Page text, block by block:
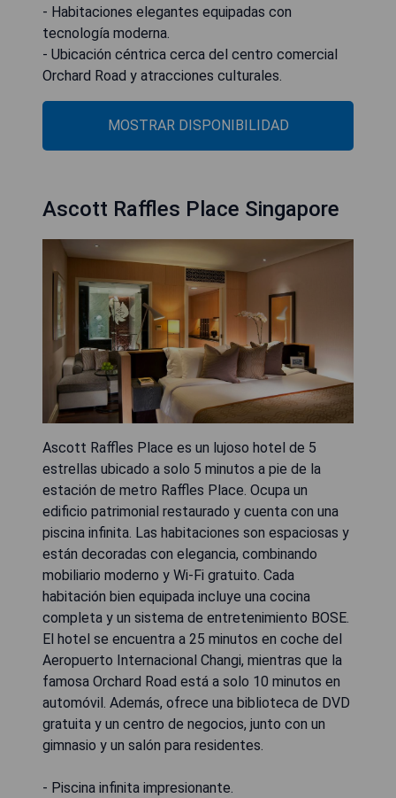
- Habitaciones elegantes equipadas con
tecnología moderna.
- Ubicación céntrica cerca del centro comercial
Orchard Road y atracciones culturales.
MOSTRAR DISPONIBILIDAD
Ascott Raffles Place Singapore
Ascott Raffles Place es un lujoso hotel de 5
estrellas ubicado a solo 5 minutos a pie de la
estación de metro Raffles Place. Ocupa un
edificio patrimonial restaurado y cuenta con una
piscina infinita. Las habitaciones son espaciosas y
están decoradas con elegancia, combinando
mobiliario moderno y Wi-Fi gratuito. Cada
habitación bien equipada incluye una cocina
completa y un sistema de entretenimiento BOSE.
El hotel se encuentra a 25 minutos en coche del
Aeropuerto Internacional Changi, mientras que la
famosa Orchard Road está a solo 10 minutos en
automóvil. Además, ofrece una biblioteca de DVD
gratuita y un centro de negocios, junto con un
gimnasio y un salón para residentes.
- Piscina infinita impresionante.